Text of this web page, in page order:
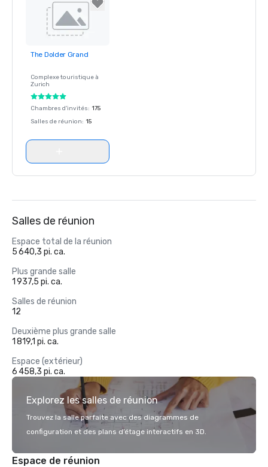
Removed from
The Dolder Grand
Complexe touristique à
Zurich
Chambres d'invités: 175
Salles de réunion: 15
Salles de réunion
Espace total de la réunion
5 640,3 pi. ca.
Plus grande salle
1 937,5 pi. ca.
Salles de réunion
12
Deuxième plus grande salle
1 819,1 pi. ca.
Espace (extérieur)
6 458,3 pi. ca.
Explorez les salles de réunion
Trouvez la salle parfaite avec des diagrammes de
configuration et des plans d’étage interactifs en 3D.
Espace de réunion